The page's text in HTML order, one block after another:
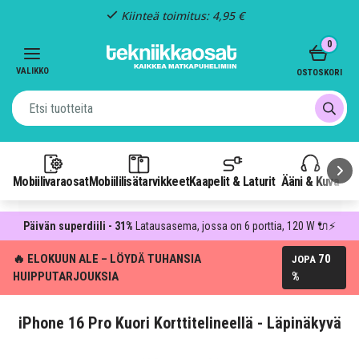
Kiinteä toimitus: 4,95 €
VALIKKO
MobiilivaraosatMobiililisätarvikkeetKaapelit & Laturit Ääni & Kuva
0
OSTOSKORI
Päivän superdiili - 31% Latausasema, jossa on 6 porttia, 120 W 🔌⚡
🔥 ELOKUUN ALE – LÖYDÄ TUHANSIA
HUIPPUTARJOUKSIA
JOPA 70
%
iPhone 16 Pro Kuori Korttitelineellä - Läpinäkyvä